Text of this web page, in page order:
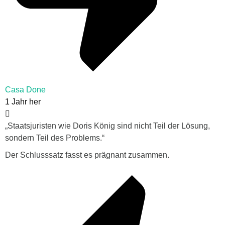
Casa Done
1 Jahr her
„Staatsjuristen wie Doris König sind nicht Teil der Lösung,
sondern Teil des Problems.“
Der Schlusssatz fasst es prägnant zusammen.